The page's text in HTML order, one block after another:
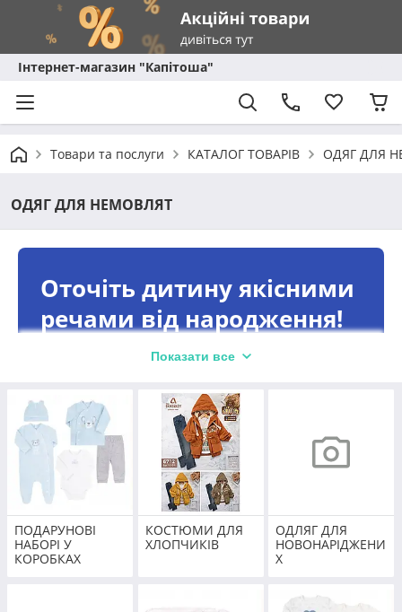
Інтернет-магазин "Капітоша"
Товари та послуги КАТАЛОГ ТОВАРІВ ОДЯГ ДЛЯ
ОДЯГ ДЛЯ НЕМОВЛЯТ
Оточіть дитину якісними
речами від народження!
Заходьте та обирайте все для
практичних візків – все це і не тільки можна
знайти в інтернет-магазині «Капітоша»!
ПРИСТУПИТИ ДО ВИБОРУ
Показати все
ПОДАРУНОВІ
НАБОРІ У
КОРОБКАХ
КОСТЮМИ ДЛЯ
ХЛОПЧИКІВ
ОДЛЯГ ДЛЯ
НОВОНАРІДЖЕНИ
Х